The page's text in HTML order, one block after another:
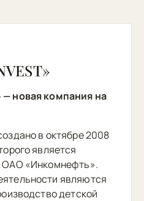
новая компания на
в октябре 2008
является
ОАО «Инкомнефть».
являются
детской